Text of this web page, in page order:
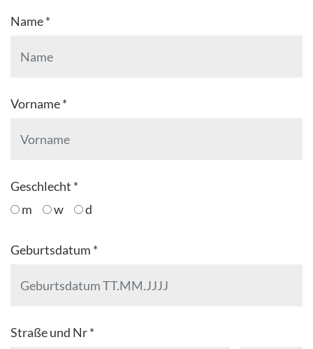
Name *
Vorname *
Geschlecht *
m
w d
Geburtsdatum *
Straße und Nr *